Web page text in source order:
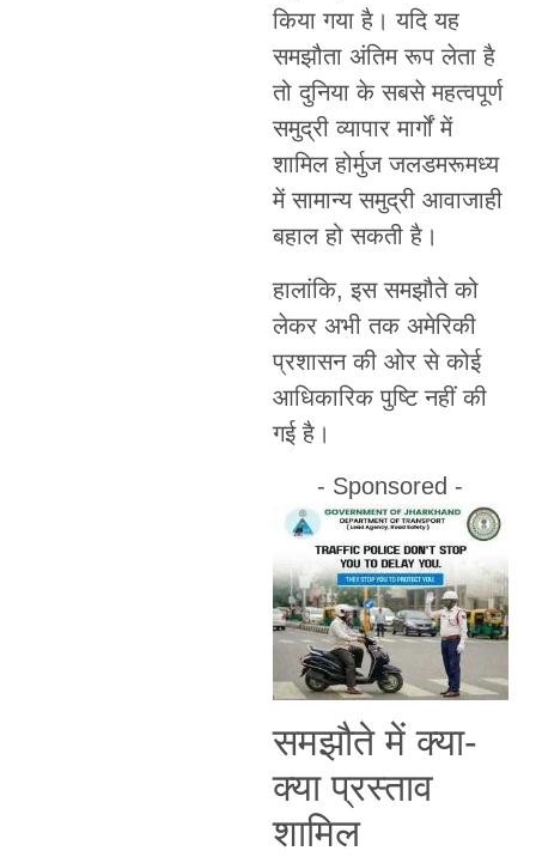
किया गया है। यदि यह
समझौता अंतिम रूप लेता है
तो दुनिया के सबसे महत्वपूर्ण
समुद्री व्यापार मार्गों में
शामिल होर्मुज जलडमरूमध्य
में सामान्य समुद्री आवाजाही
बहाल हो सकती है।
हालांकि, इस समझौते को
लेकर अभी तक अमेरिकी
प्रशासन की ओर से कोई
आधिकारिक पुष्टि नहीं की
गई है।
- Sponsored -
समझौते में क्या-
क्या प्रस्ताव
शामिल